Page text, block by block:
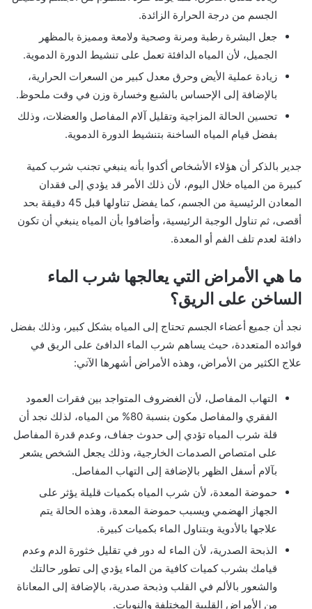
الجسم من درجة الحرارة الزائدة.
جعل البشرة رطبة ومرنة وصحية ولامعة ومميزة بالمظهر
الجميل، لأن المياه الدافئة تعمل على تنشيط الدورة الدموية.
زيادة عملية الأيض وحرق معدل كبير من السعرات الحرارية،
بالإضافة إلى الإحساس بالشبع وخسارة وزن في وقت ملحوظ.
تحسين الحالة المزاجية وتقليل آلام المفاصل والعضلات، وذلك
بفضل قيام المياه الساخنة بتنشيط الدورة الدموية.
جدير بالذكر أن هؤلاء الأشخاص أكدوا بأنه ينبغي تجنب شرب كمية
كبيرة من المياه خلال اليوم، لأن ذلك الأمر قد يؤدي إلى فقدان
المعادن الرئيسية من الجسم، كما يفضل تناولها قبل 45 دقيقة بحد
أقصى، ثم تناول الوجبة الرئيسية، وأضافوا بأن المياه ينبغي أن تكون
دافئة لعدم تلف الفم أو المعدة.
ما هي الأمراض التي يعالجها شرب الماء
الساخن على الريق؟
نجد أن جميع أعضاء الجسم تحتاج إلى المياه بشكل كبير، وذلك بفضل
فوائده المتعددة، حيث يساهم شرب الماء الدافئ على الريق في
علاج الكثير من الأمراض، وهذه الأمراض أشهرها الآتي:
التهاب المفاصل، لأن الغضروف المتواجد بين فقرات العمود
الفقري والمفاصل مكون بنسبة 80% من المياه، لذلك نجد أن
قلة شرب المياه تؤدي إلى حدوث جفاف، وعدم قدرة المفاصل
على امتصاص الصدمات الخارجية، وذلك يجعل الشخص يشعر
بآلام أسفل الظهر بالإضافة إلى التهاب المفاصل.
حموضة المعدة، لأن شرب المياه بكميات قليلة يؤثر على
الجهاز الهضمي ويسبب حموضة المعدة، وهذه الحالة يتم
علاجها بالأدوية وبتناول الماء بكميات كبيرة.
الذبحة الصدرية، لأن الماء له دور في تقليل خثورة الدم وعدم
قيامك بشرب كميات كافية من الماء يؤدي إلى تطور حالتك
والشعور بالألم في القلب وذبحة صدرية، بالإضافة إلى المعاناة
من الأمراض القلبية المختلفة والنوبات.